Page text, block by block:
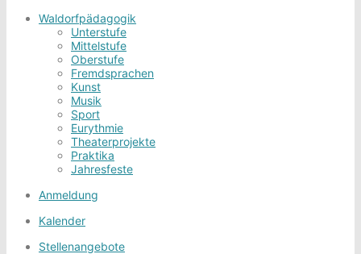
Waldorfpädagogik
Unterstufe
Mittelstufe
Oberstufe
Fremdsprachen
Kunst
Musik
Sport
Eurythmie
Theaterprojekte
Praktika
Jahresfeste
Anmeldung
Kalender
Stellenangebote